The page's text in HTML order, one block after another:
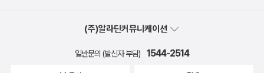
(주)알라딘커뮤니케이션
일반문의 (발신자 부담) 1544-2514